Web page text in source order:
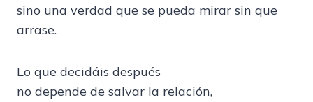
sino una verdad que se pueda mirar sin que
arrase.
Lo que decidáis después
no depende de salvar la relación,